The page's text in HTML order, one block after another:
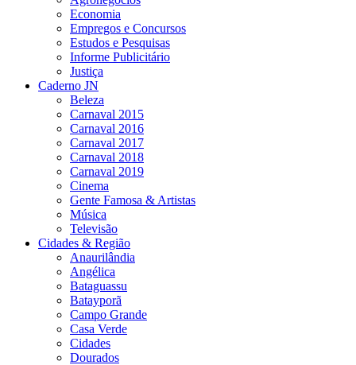
Economia
Empregos e Concursos
Estudos e Pesquisas
Informe Publicitário
Justiça
Caderno JN
Beleza
Carnaval 2015
Carnaval 2016
Carnaval 2017
Carnaval 2018
Carnaval 2019
Cinema
Gente Famosa & Artistas
Música
Televisão
Cidades & Região
Anaurilândia
Angélica
Bataguassu
Batayporã
Campo Grande
Casa Verde
Cidades
Dourados